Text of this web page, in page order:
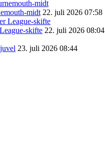
midt 22. juli 2026 07:58
skifte 22. juli 2026 08:04
23. juli 2026 08:44